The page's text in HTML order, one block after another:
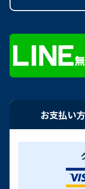
お支払い